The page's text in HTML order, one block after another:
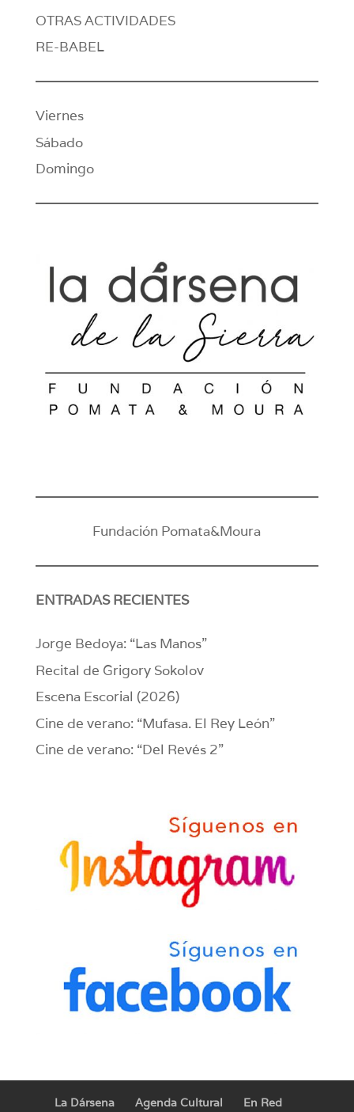
OTRAS ACTIVIDADES
RE-BABEL
Viernes
Sábado
Domingo
Fundación Pomata&Moura
ENTRADAS RECIENTES
Jorge Bedoya: “Las Manos”
Recital de Grigory Sokolov
Escena Escorial (2026)
Cine de verano: “Mufasa. El Rey León”
Cine de verano: “Del Revés 2”
La Dársena Agenda Cultural En Red